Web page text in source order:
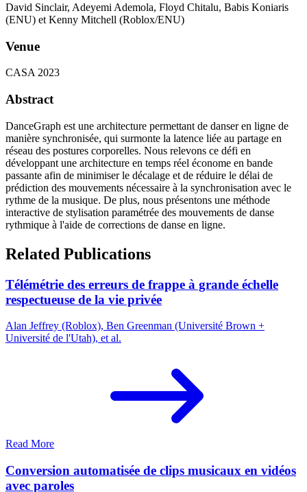
David Sinclair, Adeyemi Ademola, Floyd Chitalu, Babis Koniaris
(ENU) et Kenny Mitchell (Roblox/ENU)
Venue
CASA 2023
Abstract
DanceGraph est une architecture permettant de danser en ligne de
manière synchronisée, qui surmonte la latence liée au partage en
réseau des postures corporelles. Nous relevons ce défi en
développant une architecture en temps réel économe en bande
passante afin de minimiser le décalage et de réduire le délai de
prédiction des mouvements nécessaire à la synchronisation avec le
rythme de la musique. De plus, nous présentons une méthode
interactive de stylisation paramétrée des mouvements de danse
rythmique à l'aide de corrections de danse en ligne.
Related Publications
Télémétrie des erreurs de frappe à grande échelle
respectueuse de la vie privée
Alan Jeffrey (Roblox), Ben Greenman (Université Brown +
Université de l'Utah), et al.
Read More
Conversion automatisée de clips musicaux en vidéos
avec paroles